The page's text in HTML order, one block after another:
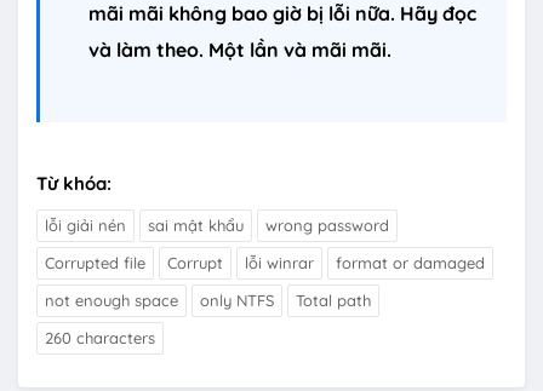
mãi mãi không bao giờ bị lỗi nữa. Hãy đọc
và làm theo. Một lần và mãi mãi.
Từ khóa:
lỗi giải nén sai mật khẩu
wrong password
Corrupted file
Corrupt lỗi winrar
format or damaged
not enough space
only NTFS
Total path
260 characters